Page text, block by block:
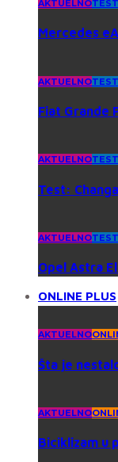
AKTUELNO
Mercedes
AKTUELNO
Fiat Grande
AKTUELNO
Test:
AKTUELNO
Opel Astra
ONLINE PLUS
AKTUELNO
Šta je
AKTUELNO
Biciklizam u